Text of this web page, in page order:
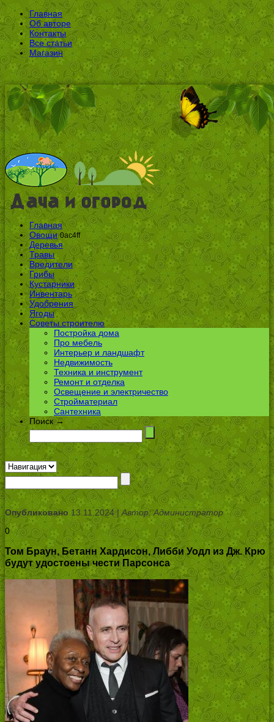
Главная
Об авторе
Контакты
Все статьи
Магазин
Главная
Овощи 0ac4ff
Деревья
Травы
Вредители
Грибы
Кустарники
Инвентарь
Удобрения
Ягоды
Советы строителю
Постройка дома
Про мебель
Интерьер и ландшафт
Недвижимость
Техника и инструмент
Ремонт и отделка
Освещение и электричество
Стройматериал
Сантехника
Поиск →
Опубликовано13.11.2024 | Автор: Администратор
0
Том Браун, Бетанн Хардисон, Либби Уодл из Дж. Крю
будут удостоены чести Парсонса